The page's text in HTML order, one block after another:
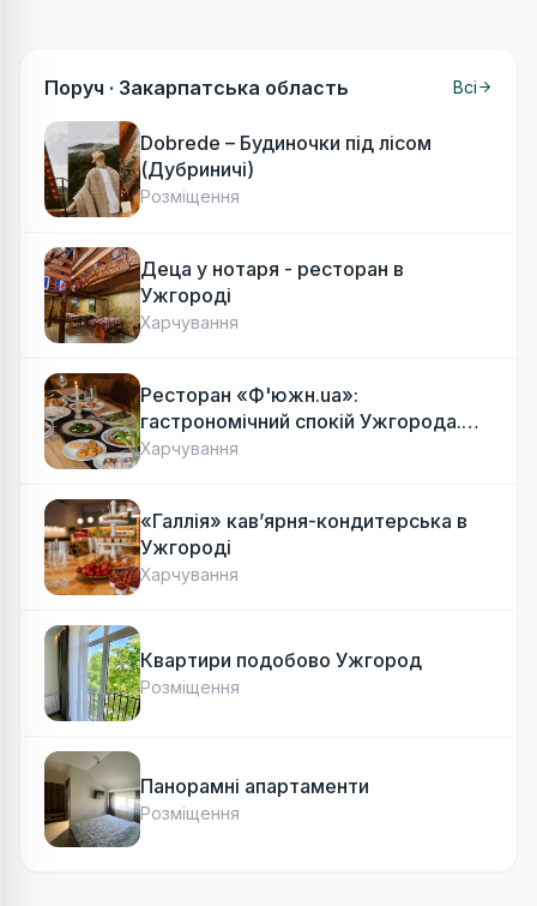
Поруч · Закарпатська область Всі
Dobrede – Будиночки під лісом
(Дубриничі)
Розміщення
Деца у нотаря - ресторан в
Ужгороді
Харчування
Ресторан «Ф'южн.ua»:
гастрономічний спокій Ужгорода.
Авторська локальна кухня, затишок
Харчування
«Галлія» кав’ярня-кондитерська в
Ужгороді
Харчування
Квартири подобово Ужгород
Розміщення
Панорамні апартаменти
Розміщення